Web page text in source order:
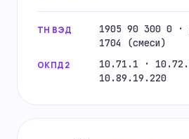
ТН ВЭД
1905 90 300 0 ·
1704 (смеси)
ОКПД2
10.71.1 ·
10.89.19.220